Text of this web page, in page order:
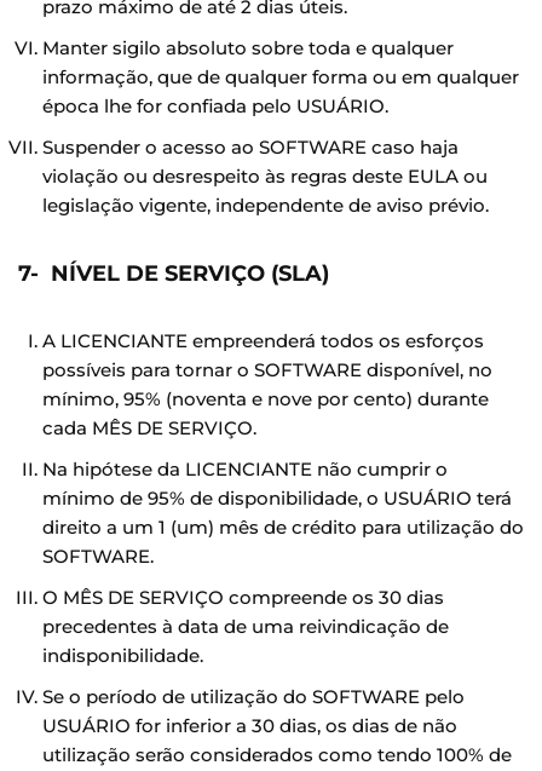
prazo máximo de até 2 dias úteis.
Manter sigilo absoluto sobre toda e qualquer
informação, que de qualquer forma ou em qualquer
época lhe for confiada pelo USUÁRIO.
Suspender o acesso ao SOFTWARE caso haja
violação ou desrespeito às regras deste EULA ou
legislação vigente, independente de aviso prévio.
7- NÍVEL DE SERVIÇO (SLA)
A LICENCIANTE empreenderá todos os esforços
possíveis para tornar o SOFTWARE disponível, no
mínimo, 95% (noventa e nove por cento) durante
cada MÊS DE SERVIÇO.
Na hipótese da LICENCIANTE não cumprir o
mínimo de 95% de disponibilidade, o USUÁRIO terá
direito a um 1 (um) mês de crédito para utilização do
SOFTWARE.
O MÊS DE SERVIÇO compreende os 30 dias
precedentes à data de uma reivindicação de
indisponibilidade.
Se o período de utilização do SOFTWARE pelo
USUÁRIO for inferior a 30 dias, os dias de não
utilização serão considerados como tendo 100% de